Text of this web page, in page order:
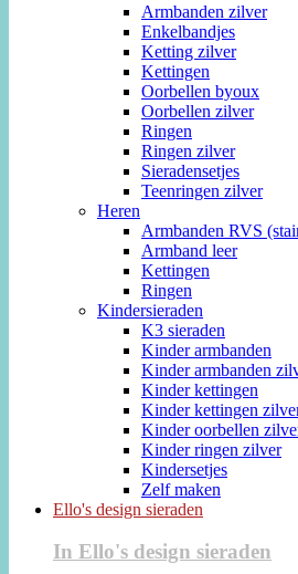
Armbanden zilver
Enkelbandjes
Ketting zilver
Kettingen
Oorbellen byoux
Oorbellen zilver
Ringen
Ringen zilver
Sieradensetjes
Teenringen zilver
Heren
Armbanden RVS
Armband leer
Kettingen
Ringen
Kindersieraden
K3 sieraden
Kinder armbanden
Kinder armbanden
Kinder kettingen
Kinder kettingen
Kinder oorbellen
Kinder ringen zilver
Kindersetjes
Zelf maken
Ello's design sieraden
In Ello's design sieraden